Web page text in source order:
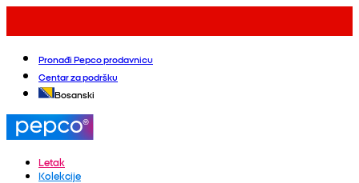
Pronađi Pepco prodavnicu
Centar za podršku
Bosanski
Letak
Kolekcije